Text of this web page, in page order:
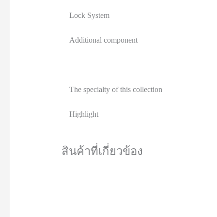
Lock System
Additional component
The specialty of this collection
Highlight
สินค้าที่เกี่ยวข้อง